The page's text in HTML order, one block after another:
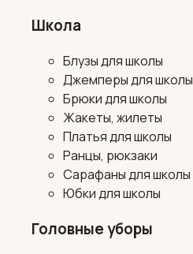
Школа
Блузы для школы
Джемперы для школы
Брюки для школы
Жакеты, жилеты
Платья для школы
Ранцы, рюкзаки
Сарафаны для школы
Юбки для школы
Головные уборы